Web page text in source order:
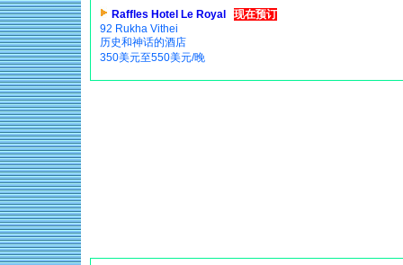
Raffles Hotel Le Royal
现在预订
92 Rukha Vithei
历史和神话的酒店
350美元至550美元/晚